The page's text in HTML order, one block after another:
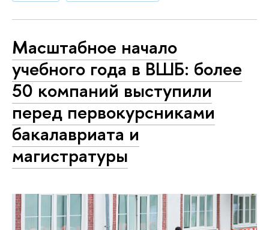
Масштабное начало
учебного года в ВШБ: более
50 компаний выступили
перед первокурсниками
бакалавриата и
магистратуры